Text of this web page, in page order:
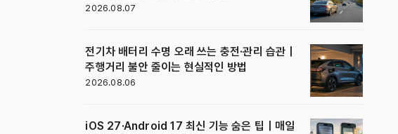
2026.08.07
전기차 배터리 수명 오래 쓰는 충전·관리 습관｜
주행거리 불안 줄이는 현실적인 방법
2026.08.06
iOS 27·Android 17 최신 기능 숨은 팁｜매일